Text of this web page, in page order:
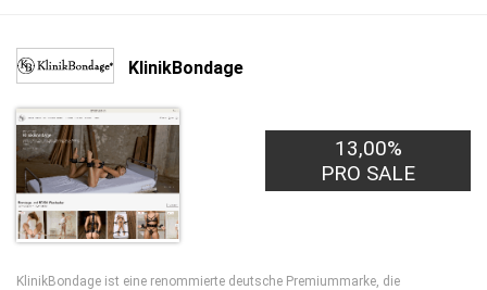
KlinikBondage
13,00%
PRO SALE
KlinikBondage ist eine renommierte deutsche Premiummarke, die